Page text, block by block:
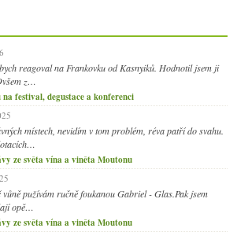
reagoval na Frankovku od Kasnyiků. Hodnotil jsem ji
z…
festival, degustace a konferenci
místech, nevidím v tom problém, réva patří do svahu.
ze světa vína a viněta Moutonu
pužívám ručně foukanou Gabriel - Glas.Pak jsem
opě…
ze světa vína a viněta Moutonu